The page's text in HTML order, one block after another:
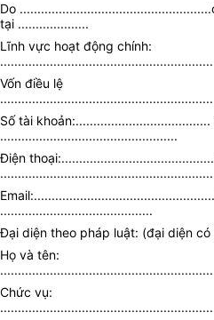
Do
tại ....................
Lĩnh vực hoạt động chính:
Vốn điều lệ
Số tài
..................................................
Điện
...........................................
Đại diện theo pháp luật: (đại diện có
Họ và tên:
Chức vụ: